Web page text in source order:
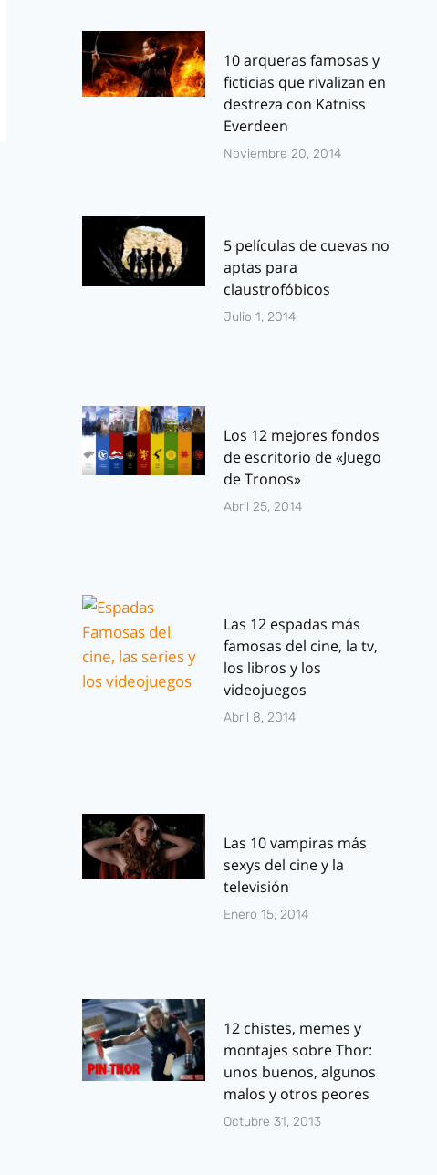
10 arqueras famosas y
ficticias que rivalizan en
destreza con Katniss
Everdeen
Noviembre 20, 2014
5 películas de cuevas no
aptas para
claustrofóbicos
Julio 1, 2014
Los 12 mejores fondos
de escritorio de «Juego
de Tronos»
Abril 25, 2014
Las 12 espadas más
famosas del cine, la tv,
los libros y los
videojuegos
Abril 8, 2014
Las 10 vampiras más
sexys del cine y la
televisión
Enero 15, 2014
12 chistes, memes y
montajes sobre Thor:
unos buenos, algunos
malos y otros peores
Octubre 31, 2013